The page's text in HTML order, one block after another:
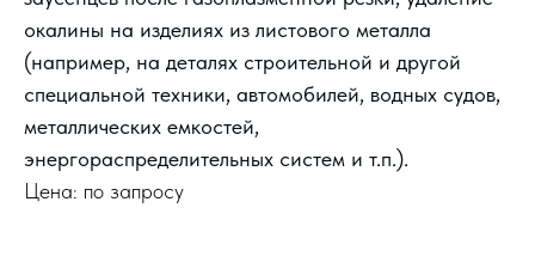
окалины на изделиях из листового металла
(например, на деталях строительной и другой
специальной техники, автомобилей, водных судов,
металлических емкостей,
энергораспределительных систем и т.п.).
Цена: по запросу